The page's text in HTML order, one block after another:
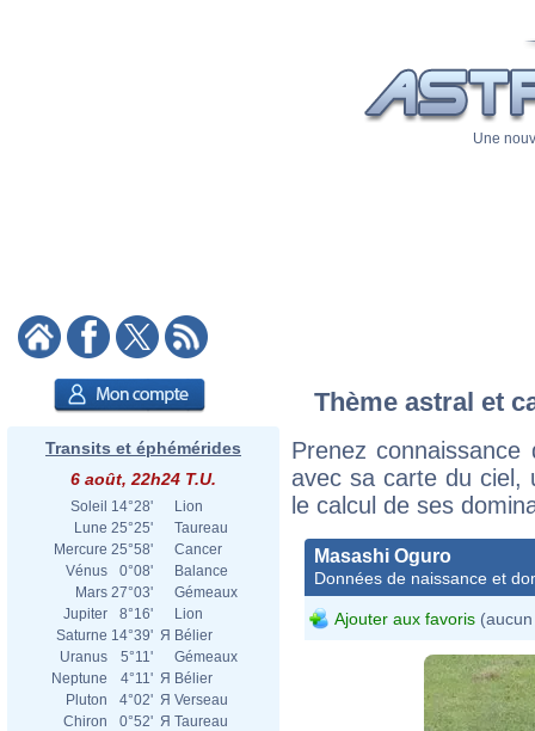
Une
Transits et éphémérides
6 août, 22h24 T.U.
Soleil 14°28'
Lion
Lune 25°25'
Taureau
Mercure 25°58'
Cancer
Vénus
0°08'
Balance
Mars 27°03'
Gémeaux
Jupiter
8°16'
Lion
Saturne 14°39' Я Bélier
Uranus
5°11'
Gémeaux
Neptune
4°11' Я Bélier
Pluton
4°02' Я Verseau
Chiron
0°52' Я Taureau
Thème astral et
Prenez
avec sa carte du ciel,
le calcul de ses
Masashi Oguro
Données de naissance et
Ajouter aux favoris